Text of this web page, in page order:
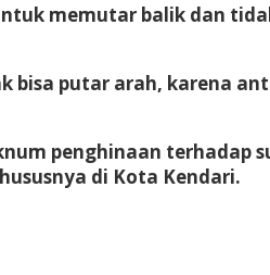
memutar balik dan
bisa putar arah, karena
penghinaan terhadap
di Kota Kendari.